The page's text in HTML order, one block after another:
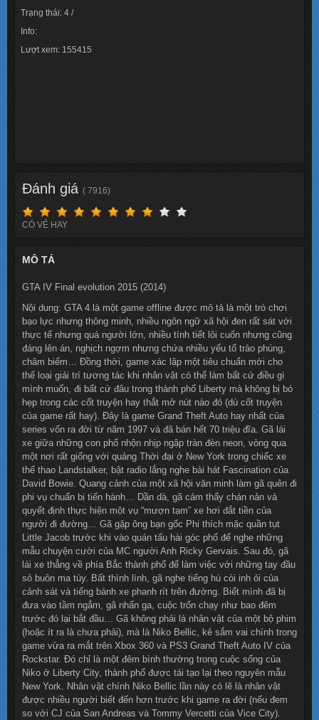
Trạng thái: 4 /
Info:
Lượt xem: 155415
Đánh giá ( 7916)
CÓ VẺ HAY
MÔ TẢ
GTA IV Final evolution 2015 (2014)
Nội dung: GTA 4 là một game offline được mô tả là một trò chơi
bạo lực nhưng thông minh, nhiều ngôn ngữ xã hội đen rất sát với
thực tế nhưng quá người lớn, nhiều tính tiết lôi cuốn nhưng cũng
đáng lên án, nghịch ngợm nhưng chứa nhiều yếu tố trào phúng,
châm biếm… Đồng thời, game xác lập một tiêu chuẩn mới cho
thể loại giải trí tương tác khi nhân vật có thể làm bất cứ điều gì
mình muốn, đi bất cứ đâu trong thành phố Liberty mà không bị bó
hẹp trong các cốt truyện hay thắt mở nút nào đó (dù cốt truyện
của game rất hay). Đây là game Grand Theft Auto hay nhất của
series vốn ra đời từ năm 1997 và đã bán hết 70 triệu đĩa. Gã lái
xe giữa những con phố nhộn nhịp ngập tràn đèn neon, vòng qua
một nơi rất giống với quảng Thời đại ở New York trong chiếc xe
thể thao Landstalker, bật radio lắng nghe bài hát Fascination của
David Bowie. Quang cảnh của một xã hội văn minh làm gã quên đi
phi vụ chuẩn bị tiến hành… Dần dà, gã cảm thấy chán nản và
quyết định thực hiện một vụ “mượn tạm” xe hơi đắt tiền của
người đi đường… Gã gặp ông bạn gốc Phi thích mặc quần tụt
Little Jacob trước khi vào quán tấu hài góc phố để nghe những
mẫu chuyện cười của MC người Anh Ricky Gervais. Sau đó, gã
lái xe thẳng về phía Bắc thành phố để làm việc với những tay đầu
sỏ buôn ma túy. Bất thình lình, gã nghe tiếng hú còi inh ỏi của
cảnh sát và tiếng bánh xe phanh rít trên đường. Biết mình đã bị
đưa vào tầm ngắm, gã nhấn ga, cuộc trốn chạy như bao đêm
trước đó lại bắt đầu… Gã không phải là nhân vật của một bộ phim
(hoặc ít ra là chưa phải), mà là Niko Bellic, kẻ sắm vai chính trong
game vừa ra mắt trên Xbox 360 và PS3 Grand Theft Auto IV của
Rockstar. Đó chỉ là một đêm bình thường trong cuộc sống của
Niko ở Liberty City, thành phố được tái tạo lại theo nguyên mẫu
New York. Nhân vật chính Niko Bellic lần này có lẽ là nhân vật
được nhiều người biết đến hơn trước khi game ra đời (nếu đem
so với CJ của San Andreas và Tommy Vercetti của Vice City).